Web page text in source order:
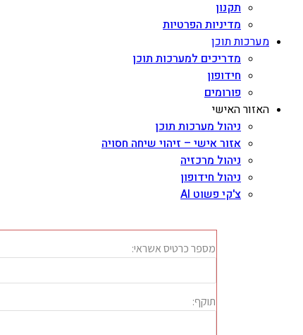
תקנון
מדיניות הפרטיות
מערכות תוכן
מדריכים למערכות תוכן
חידופון
פורומים
האזור האישי
ניהול מערכות תוכן
אזור אישי – זיהוי שיחה חסויה
ניהול מרכזיה
ניהול חידופון
צ'קי פשוט AI